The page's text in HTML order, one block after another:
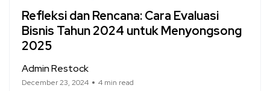
Refleksi dan Rencana: Cara Evaluasi
Bisnis Tahun 2024 untuk Menyongsong
2025
Admin Restock
December 23, 2024 4 min read